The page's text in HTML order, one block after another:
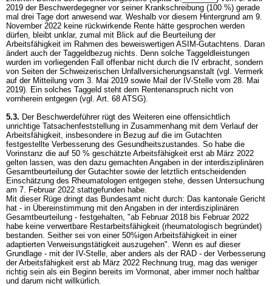
2019 der Beschwerdegegner vor seiner Krankschreibung (100 %) gerade
mal drei Tage dort anwesend war. Weshalb vor diesem Hintergrund am 9.
November 2022 keine rückwirkende Rente hätte gesprochen werden
dürfen, bleibt unklar, zumal mit Blick auf die Beurteilung der
Arbeitsfähigkeit im Rahmen des beweiswertigen ASIM-Gutachtens. Daran
ändert auch der Taggeldbezug nichts. Denn solche Taggeldleistungen
wurden im vorliegenden Fall offenbar nicht durch die IV erbracht, sondern
von Seiten der Schweizerischen Unfallversicherungsanstalt (vgl. Vermerk
auf der Mitteilung vom 3. Mai 2019 sowie Mail der IV-Stelle vom 28. Mai
2019). Ein solches Taggeld steht dem Rentenanspruch nicht von
vornherein entgegen (vgl. Art. 68 ATSG).
5.3. Der Beschwerdeführer rügt des Weiteren eine offensichtlich
unrichtige Tatsachenfeststellung in Zusammenhang mit dem Verlauf der
Arbeitsfähigkeit, insbesondere in Bezug auf die im Gutachten
festgestellte Verbesserung des Gesundheitszustandes. So habe die
Vorinstanz die auf 50 % geschätzte Arbeitsfähigkeit erst ab März 2022
gelten lassen, was den dazu gemachten Angaben in der interdisziplinären
Gesamtbeurteilung der Gutachter sowie der letztlich entscheidenden
Einschätzung des Rheumatologen entgegen stehe, dessen Untersuchung
am 7. Februar 2022 stattgefunden habe.
Mit dieser Rüge dringt das Bundesamt nicht durch: Das kantonale Gericht
hat - in Übereinstimmung mit den Angaben in der interdisziplinären
Gesamtbeurteilung - festgehalten, "ab Februar 2018 bis Februar 2022
habe keine verwertbare Restarbeitsfähigkeit (rheumatologisch begründet)
bestanden. Seither sei von einer 50%igen Arbeitsfähigkeit in einer
adaptierten Verweisungstätigkeit auszugehen". Wenn es auf dieser
Grundlage - mit der IV-Stelle, aber anders als der RAD - der Verbesserung
der Arbeitsfähigkeit erst ab März 2022 Rechnung trug, mag das weniger
richtig sein als ein Beginn bereits im Vormonat, aber immer noch haltbar
und darum nicht willkürlich.